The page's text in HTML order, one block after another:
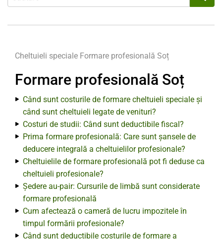
Cheltuieli speciale Formare profesională Soț
Formare profesională Soț
Când sunt costurile de formare cheltuieli speciale și
când sunt cheltuieli legate de venituri?
Costuri de studii: Când sunt deductibile fiscal?
Prima formare profesională: Care sunt șansele de
deducere integrală a cheltuielilor profesionale?
Cheltuielile de formare profesională pot fi deduse ca
cheltuieli profesionale?
Ședere au-pair: Cursurile de limbă sunt considerate
formare profesională
Cum afectează o cameră de lucru impozitele în
timpul formării profesionale?
Când sunt deductibile costurile de formare a